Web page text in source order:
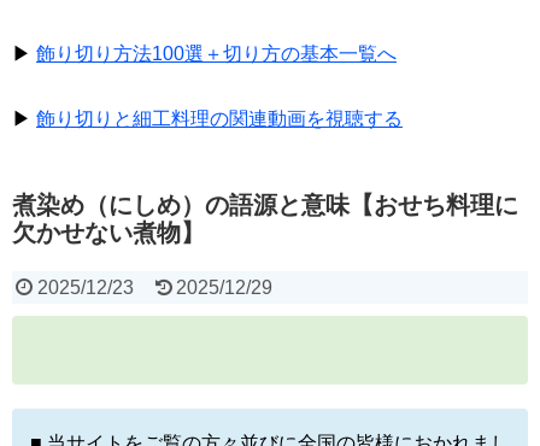
▶ 飾り切り方法100選＋切り方の基本一覧へ
▶ 飾り切りと細工料理の関連動画を視聴する
煮染め（にしめ）の語源と意味【おせち料理に
欠かせない煮物】
2025/12/23 2025/12/29